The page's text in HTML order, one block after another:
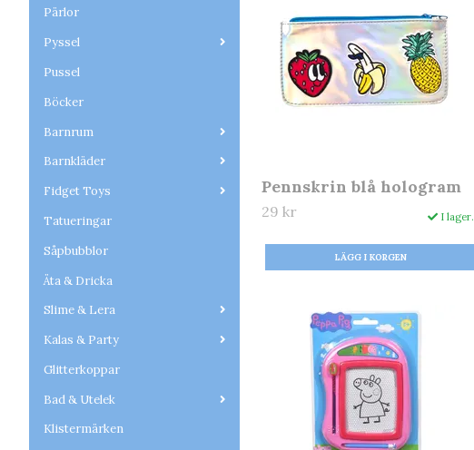
Pärlor
Pyssel
Pussel
Böcker
Barnrum
Barnkläder
Fidget Toys
Tatueringar
Såpbubblor
Äta & Dricka
Slime & Lera
Kalas & Party
Glitterkoppar
Bad & Utelek
Klistermärken
Pennskrin blå hologram
29 kr I lager.